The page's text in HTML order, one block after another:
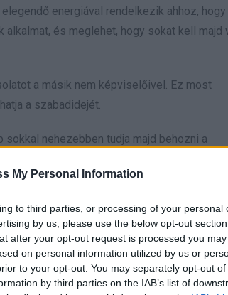
My Personal Information
to third parties, or processing of your personal
by us, please use the below opt-out
after your opt-out request is processed you may
on personal information utilized by us or
to your opt-out. You may separately opt-out of
by third parties on the IAB’s list of
energiával rendelkezik ahhoz, hogy
és meglehet, hogy sokat kell majd
a másik nem képviselőivel. Ez most
a szabadidejét.
nehezebben tudja majd behozni a
határozottan jobban érezné magát.